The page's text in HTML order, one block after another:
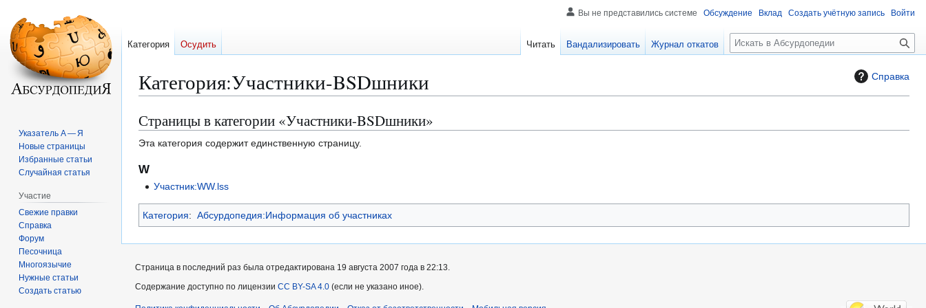
Справка
Категория:Участники-BSDшники
Перейти
к
навигации
Перейти
к
поиску
Страницы в категории «Участники-BSDшники»
Эта категория содержит единственную страницу.
W
Участник:WW.lss
Категория: Абсурдопедия:Информация об участниках
Вы не представились системе Обсуждение Вклад Создать учётную запись Войти
Категория Осудить Читать Вандализировать Журнал откатов
П
о
к
Указатель А — Я
Новые страницы
Избранные статьи
Случайная статья
Участие
Свежие правки
Справка
Форум
Песочница
Многоязычие
Нужные статьи
Создать статью
Страница в последний раз была отредактирована 19 августа 2007 года в 22:13.
Содержание доступно по лицензии CC BY-SA 4.0 (если не указано иное).